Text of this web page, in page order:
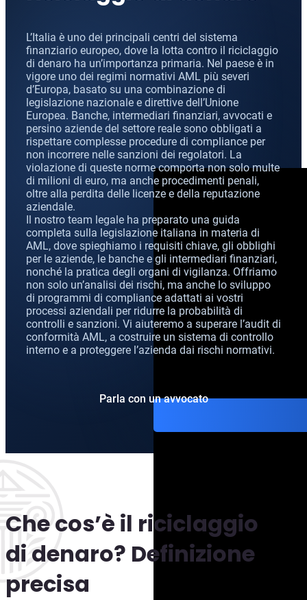
Diffusione Interpol
Protezione dall’estradizione
Estradizione e Difesa
Estradizione dall’Italia
Estradizione tra Italia e
Estradizione tra Italia e
Estradizione tra Italia e
Mandato d’arresto
Avvocati per crimini dei
Avvocato presso la Corte
Crimini economici e
Aziende e manager
L’Italia è uno dei principali centri del sistema
finanziario europeo, dove la lotta contro il riciclaggio
di denaro ha un’importanza primaria. Nel paese è in
vigore uno dei regimi normativi AML più severi
d’Europa, basato su una combinazione di
legislazione nazionale e direttive dell’Unione
Europea. Banche, intermediari finanziari, avvocati e
persino aziende del settore reale sono obbligati a
rispettare complesse procedure di compliance per
non incorrere nelle sanzioni dei regolatori. La
violazione di queste norme comporta non solo multe
di milioni di euro, ma anche procedimenti penali,
oltre alla perdita delle licenze e della reputazione
aziendale.
Il nostro team legale ha preparato una guida
completa sulla legislazione italiana in materia di
AML, dove spieghiamo i requisiti chiave, gli obblighi
per le aziende, le banche e gli intermediari finanziari,
nonché la pratica degli organi di vigilanza. Offriamo
non solo un’analisi dei rischi, ma anche lo sviluppo
di programmi di compliance adattati ai vostri
processi aziendali per ridurre la probabilità di
controlli e sanzioni. Vi aiuteremo a superare l’audit di
conformità AML, a costruire un sistema di controllo
interno e a proteggere l’azienda dai rischi normativi.
Parla con un avvocato
Che cos’è il riciclaggio
di denaro? Definizione
precisa